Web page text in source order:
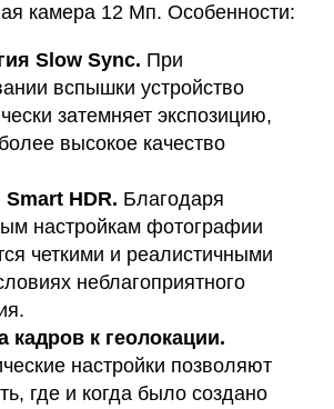
камера 12 Мп. Особенности:
Slow Sync. При
вспышки устройство
затемняет экспозицию,
высокое качество
HDR. Благодаря
настройкам фотографии
четкими и реалистичными
неблагоприятного
кадров к геолокации.
настройки позволяют
где и когда было создано